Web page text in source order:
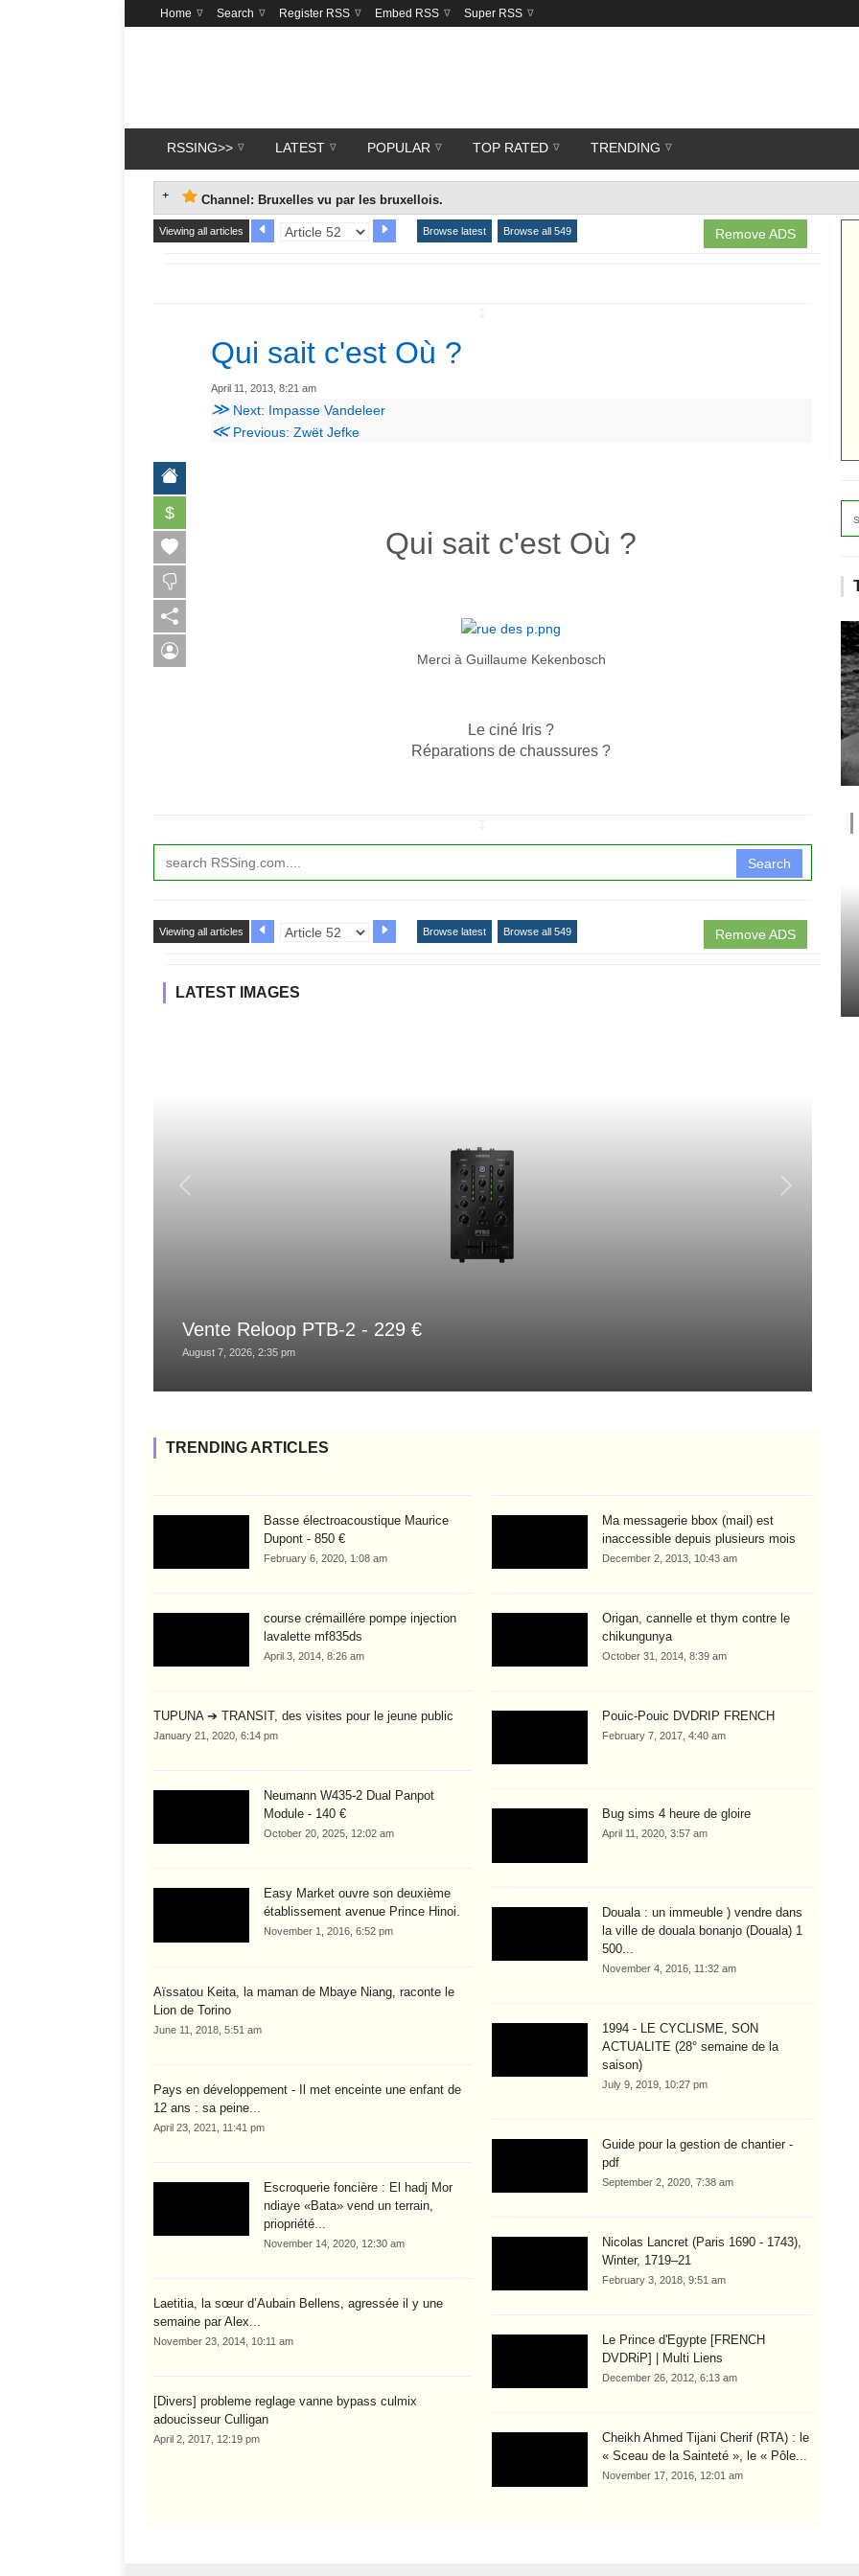
Home Search Register RSS Embed RSS Super RSS
RSSING>> LATEST POPULAR TOP RATED TRENDING
Channel: Bruxelles vu par les bruxellois.
Remove ADS
Viewing all articles Browse latest Browse all 549
Qui sait c'est Où ?
April 11, 2013, 8:21 am
≫ Next: Impasse Vandeleer
≪Previous: Zwët Jefke
$
Qui sait c'est Où ?
Merci à Guillaume Kekenbosch
Le ciné Iris ?
Réparations de chaussures ?
Search
Remove ADS
Viewing all articles Browse latest Browse all 549
LATEST IMAGES
Vente Reloop PTB-2 - 229 €
August 7, 2026, 2:35 pm
TRENDING ARTICLES
Basse électroacoustique Maurice
Dupont - 850 €
February 6, 2020, 1:08 am
course crémaillére pompe injection
lavalette mf835ds
April 3, 2014, 8:26 am
TUPUNA ➔ TRANSIT, des visites pour le jeune public
January 21, 2020, 6:14 pm
Neumann W435-2 Dual Panpot
Module - 140 €
October 20, 2025, 12:02 am
Easy Market ouvre son deuxième
établissement avenue Prince Hinoi.
November 1, 2016, 6:52 pm
Aïssatou Keita, la maman de Mbaye Niang, raconte le
Lion de Torino
June 11, 2018, 5:51 am
Pays en développement - Il met enceinte une enfant de
12 ans : sa peine...
April 23, 2021, 11:41 pm
Escroquerie foncière : El hadj Mor
ndiaye «Bata» vend un terrain,
priopriété...
November 14, 2020, 12:30 am
Laetitia, la sœur d’Aubain Bellens, agressée il y une
semaine par Alex...
November 23, 2014, 10:11 am
[Divers] probleme reglage vanne bypass culmix
adoucisseur Culligan
April 2, 2017, 12:19 pm
Ma messagerie bbox (mail) est
inaccessible depuis plusieurs mois
December 2, 2013, 10:43 am
Origan, cannelle et thym contre le
chikungunya
October 31, 2014, 8:39 am
Pouic-Pouic DVDRIP FRENCH
February 7, 2017, 4:40 am
Bug sims 4 heure de gloire
April 11, 2020, 3:57 am
Douala : un immeuble ) vendre dans
la ville de douala bonanjo (Douala) 1
500...
November 4, 2016, 11:32 am
1994 - LE CYCLISME, SON
ACTUALITE (28° semaine de la
saison)
July 9, 2019, 10:27 pm
Guide pour la gestion de chantier -
pdf
September 2, 2020, 7:38 am
Nicolas Lancret (Paris 1690 - 1743),
Winter, 1719–21
February 3, 2018, 9:51 am
Le Prince d'Egypte [FRENCH
DVDRiP] | Multi Liens
December 26, 2012, 6:13 am
Cheikh Ahmed Tijani Cherif (RTA) : le
« Sceau de la Sainteté », le « Pôle...
November 17, 2016, 12:01 am